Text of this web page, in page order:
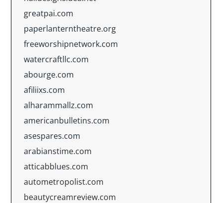
greatpai.com
paperlanterntheatre.org
freeworshipnetwork.com
watercraftllc.com
abourge.com
afiliixs.com
alharammallz.com
americanbulletins.com
asespares.com
arabianstime.com
atticabblues.com
autometropolist.com
beautycreamreview.com